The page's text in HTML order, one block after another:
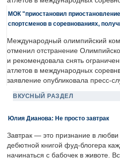
МОК "приостановил
спортсменов в соревнованиях,
Международный олимпийский
отменил отстранение
и рекомендовала снять
атлетов в международных
заявление опубликовала пресс-
ВКУСНЫЙ РАЗДЕЛ
Юлия Дианова: Не просто завтрак
Завтрак — это признание в
дебютной книгой фуд-блогера
начинаться с бабочек в животе.